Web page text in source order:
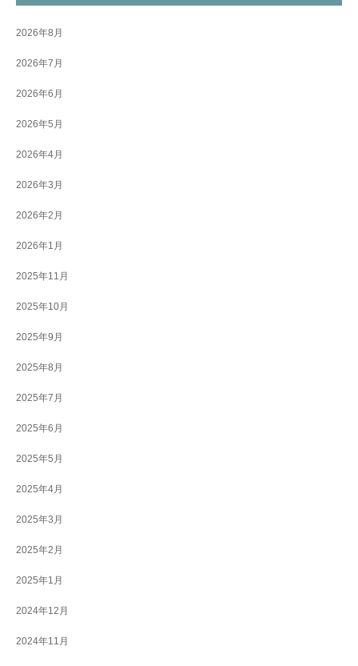
2026年8月
2026年7月
2026年6月
2026年5月
2026年4月
2026年3月
2026年2月
2026年1月
2025年11月
2025年10月
2025年9月
2025年8月
2025年7月
2025年6月
2025年5月
2025年4月
2025年3月
2025年2月
2025年1月
2024年12月
2024年11月